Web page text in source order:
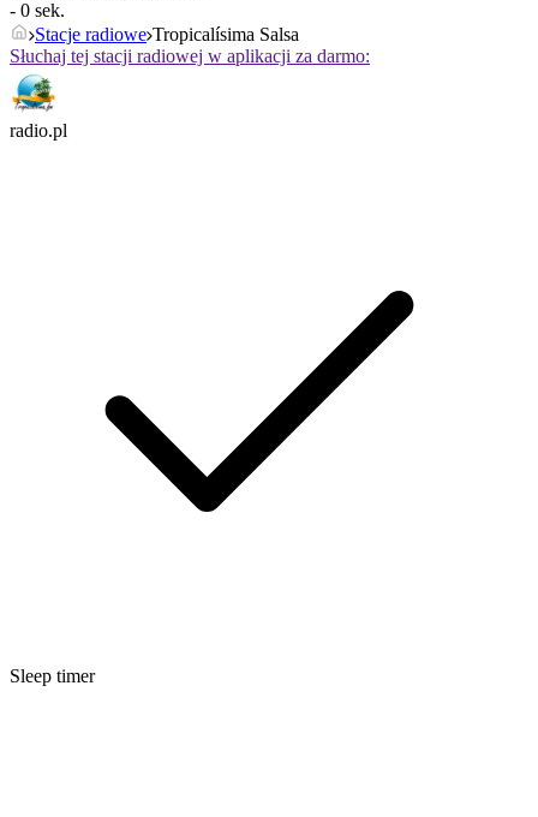
- 0 sek.
Stacje radiowe Tropicalísima Salsa
Słuchaj tej stacji radiowej w aplikacji za darmo:
radio.pl
Sleep timer